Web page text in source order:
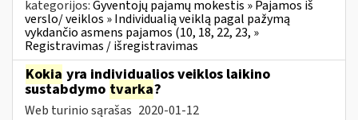
kategorijos:Gyventojų pajamų mokestis » Pajamos iš
verslo/ veiklos » Individualią veiklą pagal pažymą
vykdančio asmens pajamos (10, 18, 22, 23, »
Registravimas / išregistravimas
Kokia yra individualios veiklos laikino
sustabdymo tvarka?
Web turinio sąrašas 2020-01-12